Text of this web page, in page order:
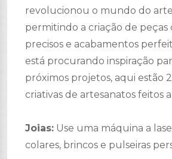
revolucionou o mundo do
permitindo a criação de peças
precisos e acabamentos
está procurando inspiração
próximos projetos, aqui estão
criativas de artesanatos feitos
Joias: Use uma máquina a
colares, brincos e pulseiras